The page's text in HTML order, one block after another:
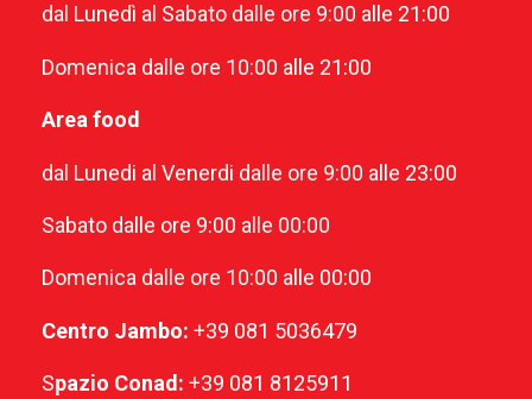
dal Lunedì al Sabato dalle ore 9:00 alle 21:00
Domenica dalle ore 10:00 alle 21:00
Area food
dal Lunedi al Venerdi dalle ore 9:00 alle 23:00
Sabato dalle ore 9:00 alle 00:00
Domenica dalle ore 10:00 alle 00:00
Centro Jambo: +39 081 5036479
Spazio Conad: +39 081 8125911